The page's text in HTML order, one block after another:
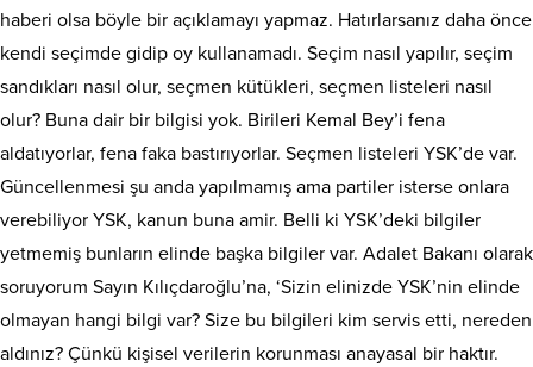
haberi olsa böyle bir açıklamayı yapmaz. Hatırlarsanız daha önce
kendi seçimde gidip oy kullanamadı. Seçim nasıl yapılır, seçim
sandıkları nasıl olur, seçmen kütükleri, seçmen listeleri nasıl
olur? Buna dair bir bilgisi yok. Birileri Kemal Bey’i fena
aldatıyorlar, fena faka bastırıyorlar. Seçmen listeleri YSK’de var.
Güncellenmesi şu anda yapılmamış ama partiler isterse onlara
verebiliyor YSK, kanun buna amir. Belli ki YSK’deki bilgiler
yetmemiş bunların elinde başka bilgiler var. Adalet Bakanı olarak
soruyorum Sayın Kılıçdaroğlu’na, ‘Sizin elinizde YSK’nin elinde
olmayan hangi bilgi var? Size bu bilgileri kim servis etti, nereden
aldınız? Çünkü kişisel verilerin korunması anayasal bir haktır.